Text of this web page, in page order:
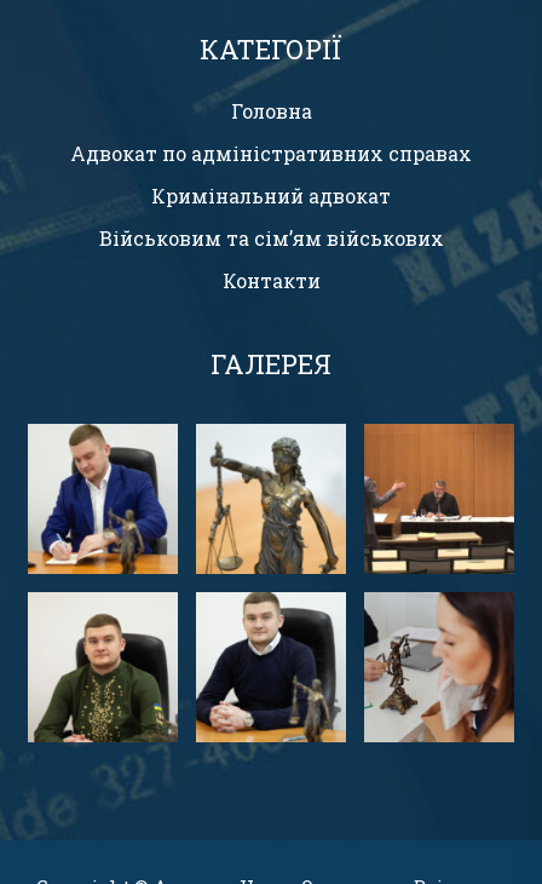
КАТЕГОРІЇ
Головна
Адвокат по адміністративних справах
Кримінальний адвокат
Військовим та сім’ям військових
Контакти
ГАЛЕРЕЯ